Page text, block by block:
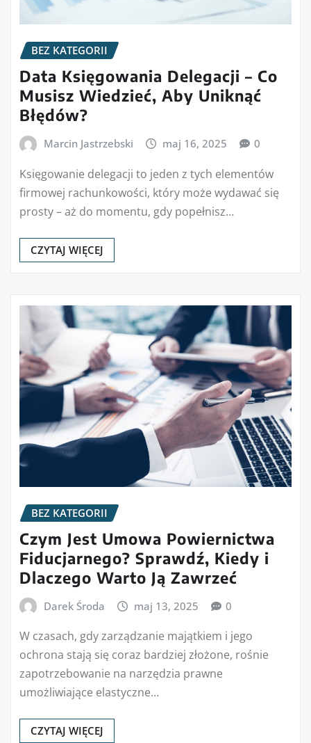
BEZ KATEGORII
Data Księgowania Delegacji – Co
Musisz Wiedzieć, Aby Uniknąć
Błędów?
Marcin Jastrzebski maj 16, 2025 0
Księgowanie delegacji to jeden z tych elementów
firmowej rachunkowości, który może wydawać się
prosty – aż do momentu, gdy popełnisz…
CZYTAJ WIĘCEJ
BEZ KATEGORII
Czym Jest Umowa Powiernictwa
Fiducjarnego? Sprawdź, Kiedy i
Dlaczego Warto Ją Zawrzeć
Darek Środa maj 13, 2025 0
W czasach, gdy zarządzanie majątkiem i jego
ochrona stają się coraz bardziej złożone, rośnie
zapotrzebowanie na narzędzia prawne
umożliwiające elastyczne…
CZYTAJ WIĘCEJ